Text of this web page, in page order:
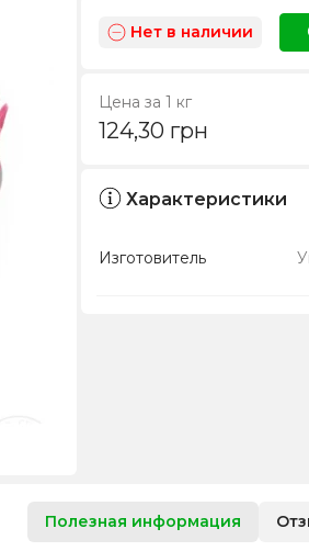
Нет в наличии
Цена за 1 кг
124,30 грн
Характеристики
Изготовитель
Полезная информация